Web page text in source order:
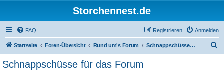
Storchennest.de
FAQ Anmelden
Registrieren
Startseite Foren-Übersicht Rund um's Forum Schnappschüsse für das Forum
Schnappschüsse für das Forum